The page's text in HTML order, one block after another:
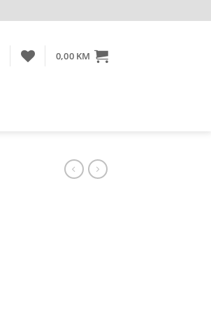
0,00 KM